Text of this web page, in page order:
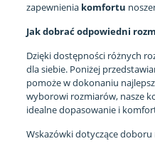
zapewnienia komfortu
Jak dobrać odpowiedni
Dzięki dostępności różnych
dla siebie. Poniżej
pomoże w dokonaniu
wyborowi rozmiarów, nasze
idealne dopasowanie i
Wskazówki dotyczące